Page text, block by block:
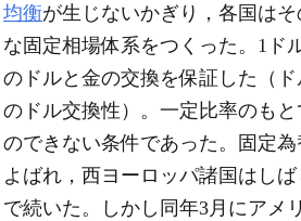
均衡が生じないかぎり，各国は
な固定相場体系をつくった。1ド
のドルと金の交換を保証した（
のドル交換性）。一定比率のも
のできない条件であった。固定
よばれ，西ヨーロッパ諸国はし
で続いた。しかし同年3月にアメ